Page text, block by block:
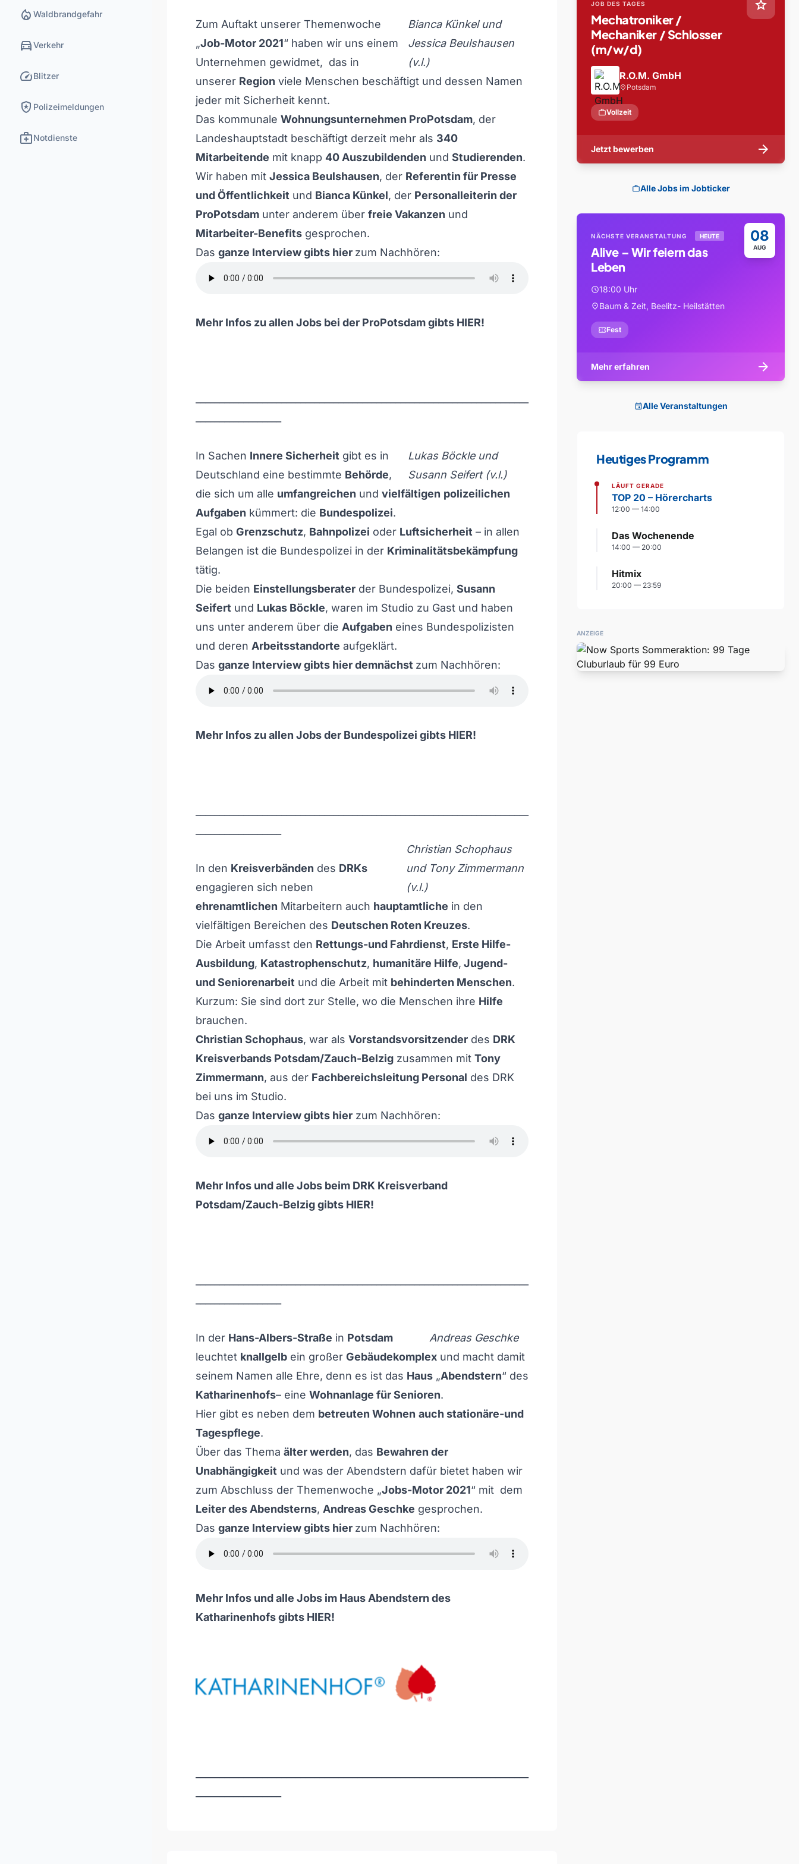
local_fire_department Waldbrandgefahr
directions_carVerkehr
speedBlitzer
local_police Polizeimeldungen
medical_servicesNotdienste
Bianca Künkel und
Jessica Beulshausen
(v.l.)
Zum Auftakt unserer Themenwoche
„Job-Motor 2021“ haben wir uns einem
Unternehmen gewidmet, das in
unserer Region viele Menschen beschäftigt und dessen Namen
jeder mit Sicherheit kennt.
Das kommunale Wohnungsunternehmen ProPotsdam, der
Landeshauptstadt beschäftigt derzeit mehr als 340
Mitarbeitende mit knapp 40 Auszubildenden und Studierenden.
Wir haben mit Jessica Beulshausen, der Referentin für Presse
und Öffentlichkeit und Bianca Künkel, der Personalleiterin der
ProPotsdam unter anderem über freie Vakanzen und
Mitarbeiter-Benefits gesprochen.
Das ganze Interview gibts hier zum Nachhören:
Mehr Infos zu allen Jobs bei der ProPotsdam gibts HIER!
Lukas Böckle und
Susann Seifert (v.l.)
In Sachen Innere Sicherheit gibt es in
Deutschland eine bestimmte Behörde,
die sich um alle umfangreichen und vielfältigen polizeilichen
Aufgaben kümmert: die Bundespolizei.
Egal ob Grenzschutz, Bahnpolizei oder Luftsicherheit – in allen
Belangen ist die Bundespolizei in der Kriminalitätsbekämpfung
tätig.
Die beiden Einstellungsberater der Bundespolizei, Susann
Seifert und Lukas Böckle, waren im Studio zu Gast und haben
uns unter anderem über die Aufgaben eines Bundespolizisten
und deren Arbeitsstandorte aufgeklärt.
Das ganze Interview gibts hier demnächst zum Nachhören:
Mehr Infos zu allen Jobs der Bundespolizei gibts HIER!
Christian Schophaus
und Tony Zimmermann
(v.l.)
In den Kreisverbänden des DRKs
engagieren sich neben
ehrenamtlichen Mitarbeitern auch hauptamtliche in den
vielfältigen Bereichen des Deutschen Roten Kreuzes.
Die Arbeit umfasst den Rettungs-und Fahrdienst, Erste Hilfe-
Ausbildung, Katastrophenschutz, humanitäre Hilfe, Jugend-
und Seniorenarbeit und die Arbeit mit behinderten Menschen.
Kurzum: Sie sind dort zur Stelle, wo die Menschen ihre Hilfe
brauchen.
Christian Schophaus, war als Vorstandsvorsitzender des DRK
Kreisverbands Potsdam/Zauch-Belzig zusammen mit Tony
Zimmermann, aus der Fachbereichsleitung Personal des DRK
bei uns im Studio.
Das ganze Interview gibts hier zum Nachhören:
Mehr Infos und alle Jobs beim DRK Kreisverband
Potsdam/Zauch-Belzig gibts HIER!
Andreas Geschke
In der Hans-Albers-Straße in Potsdam
leuchtet knallgelb ein großer Gebäudekomplex und macht damit
seinem Namen alle Ehre, denn es ist das Haus „Abendstern“ des
Katharinenhofs– eine Wohnanlage für Senioren.
Hier gibt es neben dem betreuten Wohnen auch stationäre-und
Tagespflege.
Über das Thema älter werden, das Bewahren der
Unabhängigkeit und was der Abendstern dafür bietet haben wir
zum Abschluss der Themenwoche „Jobs-Motor 2021“ mit dem
Leiter des Abendsterns, Andreas Geschke gesprochen.
Das ganze Interview gibts hier zum Nachhören:
Mehr Infos und alle Jobs im Haus Abendstern des
Katharinenhofs gibts HIER!
star
JOB DES TAGES
Mechatroniker /
Mechaniker / Schlosser
(m/w/d)
R.O.M. GmbH
location_on Potsdam
workVollzeit
Jetzt bewerben arrow_forward
workAlle Jobs im Jobticker
08
AUG
NÄCHSTE VERANSTALTUNG HEUTE
Alive – Wir feiern das
Leben
schedule18:00 Uhr
location_onBaum & Zeit, Beelitz- Heilstätten
confirmation_numberFest
Mehr erfahren arrow_forward
eventAlle Veranstaltungen
Heutiges Programm
LÄUFT GERADE
TOP 20 – Hörercharts
12:00 — 14:00
Das Wochenende
14:00 — 20:00
Hitmix
20:00 — 23:59
ANZEIGE